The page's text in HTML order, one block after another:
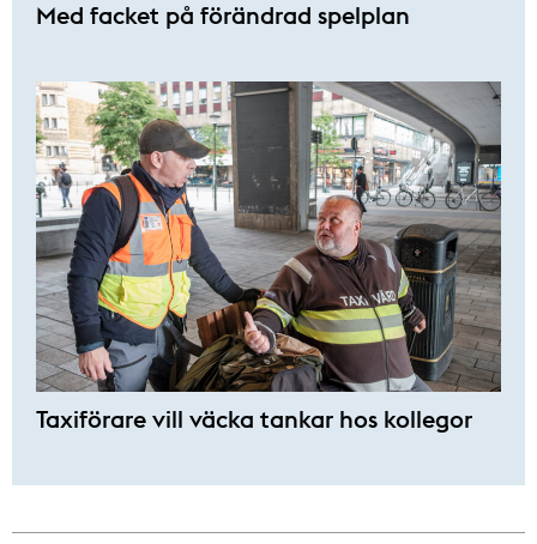
Med facket på förändrad spelplan
Taxiförare vill väcka tankar hos kollegor